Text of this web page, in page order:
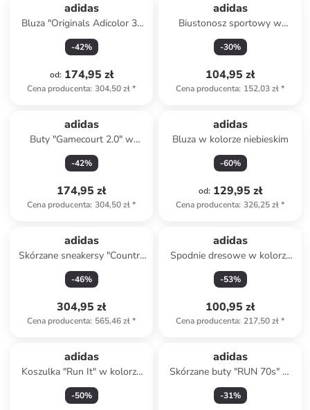
adidas
Bluza "Originals Adicolor 3-
Stripes" w kolorze
turkusowym
-42%
od: 174,95 zł
Cena producenta: 304,50 zł*
adidas
Biustonosz sportowy w
kolorze zielonym
-30%
104,95 zł
Cena producenta: 152,03 zł*
adidas
Buty "Gamecourt 2.0" w
kolorze czarnym do tenisa
-42%
174,95 zł
Cena producenta: 304,50 zł*
adidas
Bluza w kolorze niebieskim
-60%
od: 129,95 zł
Cena producenta: 326,25 zł*
adidas
Skórzane sneakersy "Country
Japan" w kolorze czerwonym
-46%
304,95 zł
Cena producenta: 565,46 zł*
adidas
Spodnie dresowe w kolorze
czerwonym
-53%
100,95 zł
Cena producenta: 217,50 zł*
adidas
Koszulka "Run It" w kolorze
antracytowo-czarnym do
biegania
-50%
adidas
Skórzane buty "RUN 70s" w
kolorze zielono-żółtym do
biegania
-31%